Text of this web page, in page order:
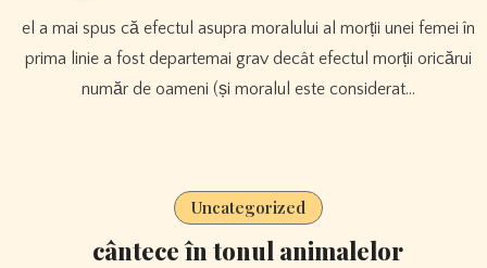
el a mai spus că efectul asupra moralului al morții unei femei în
prima linie a fost departemai grav decât efectul morții oricărui
număr de oameni (și moralul este considerat…
Uncategorized
cântece în tonul animalelor